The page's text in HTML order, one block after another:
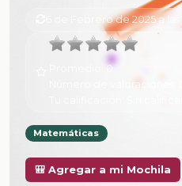
6 de Febrero de 2025 a las
0
Número de valoraciones:
Matemáticas
🎒 Agregar a mi Mochila